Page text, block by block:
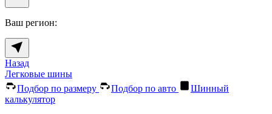
Ваш регион:
Назад
Легковые шины
Подбор по размеру
Подбор по авто
Шинный
калькулятор